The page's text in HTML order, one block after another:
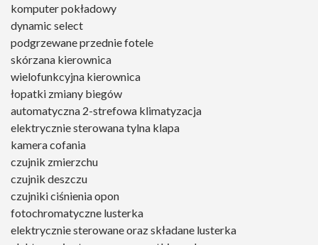
komputer pokładowy
dynamic select
podgrzewane przednie fotele
skórzana kierownica
wielofunkcyjna kierownica
łopatki zmiany biegów
automatyczna 2-strefowa klimatyzacja
elektrycznie sterowana tylna klapa
kamera cofania
czujnik zmierzchu
czujnik deszczu
czujniki ciśnienia opon
fotochromatyczne lusterka
elektrycznie sterowane oraz składane lusterka